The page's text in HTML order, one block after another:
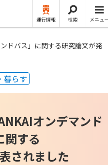
運行情報 検索 メニュ
ドバス」に関する研究論文が発
暮らす
オンデマンド
関する
されました